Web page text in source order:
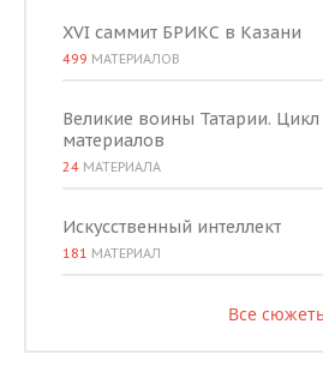
XVI саммит БРИКС в Казани
499 МАТЕРИАЛОВ
Великие воины Татарии. Цикл
материалов
24 МАТЕРИАЛА
Искусственный интеллект
181 МАТЕРИАЛ
Все